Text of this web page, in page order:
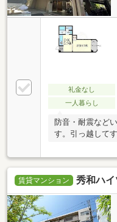
礼金なし
一人暮らし
防音・耐震など
す。引っ越して
賃貸マンション 秀和ハ